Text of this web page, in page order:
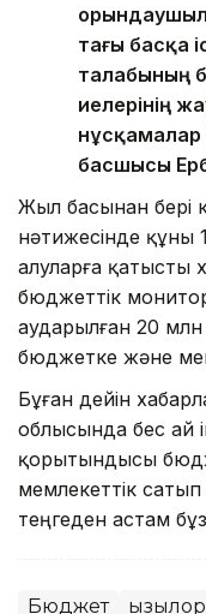
тағы басқа
талабының
иелерінің
нұсқамалар
басшысы
Жыл басынан бері
нәтижесінде құны
алуларға қатысты
бюджеттік
аударылған 20
бюджетке және
Бұған дейін
облысында бес ай
қорытындысы
мемлекеттік
теңгеден астам
Бюджет